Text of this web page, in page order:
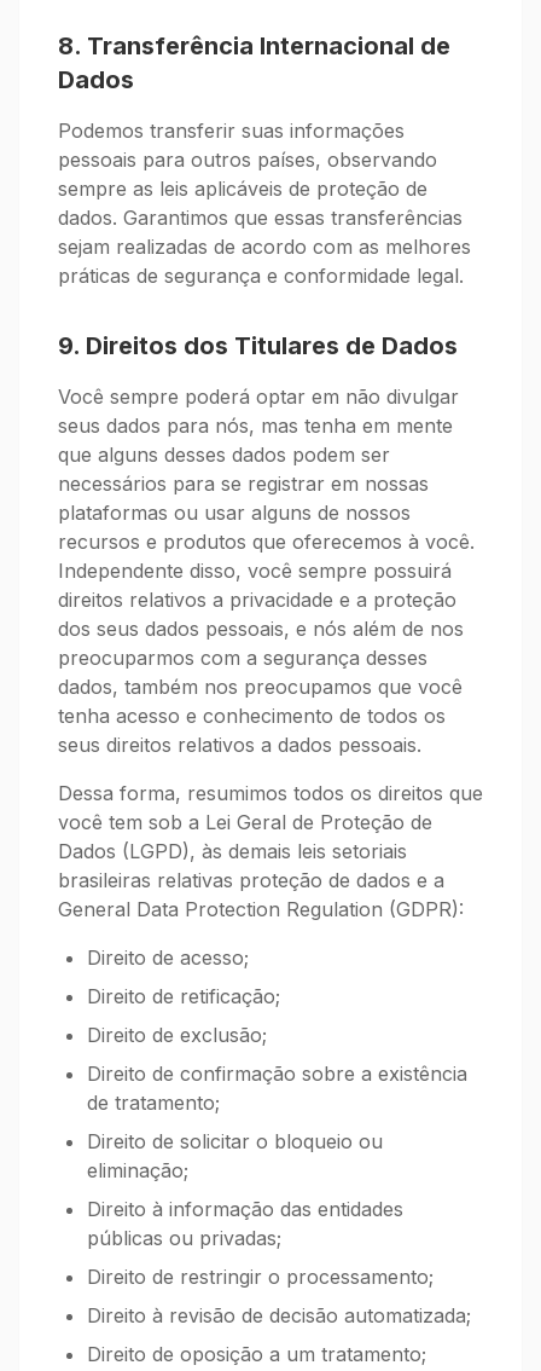
8. Transferência Internacional de
Dados
Podemos transferir suas informações
pessoais para outros países, observando
sempre as leis aplicáveis de proteção de
dados. Garantimos que essas transferências
sejam realizadas de acordo com as melhores
práticas de segurança e conformidade legal.
9. Direitos dos Titulares de Dados
Você sempre poderá optar em não divulgar
seus dados para nós, mas tenha em mente
que alguns desses dados podem ser
necessários para se registrar em nossas
plataformas ou usar alguns de nossos
recursos e produtos que oferecemos à você.
Independente disso, você sempre possuirá
direitos relativos a privacidade e a proteção
dos seus dados pessoais, e nós além de nos
preocuparmos com a segurança desses
dados, também nos preocupamos que você
tenha acesso e conhecimento de todos os
seus direitos relativos a dados pessoais.
Dessa forma, resumimos todos os direitos que
você tem sob a Lei Geral de Proteção de
Dados (LGPD), às demais leis setoriais
brasileiras relativas proteção de dados e a
General Data Protection Regulation (GDPR):
Direito de acesso;
Direito de retificação;
Direito de exclusão;
Direito de confirmação sobre a existência
de tratamento;
Direito de solicitar o bloqueio ou
eliminação;
Direito à informação das entidades
públicas ou privadas;
Direito de restringir o processamento;
Direito à revisão de decisão automatizada;
Direito de oposição a um tratamento;